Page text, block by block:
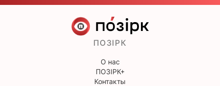
ПОЗІРК
О нас
ПОЗІРК+
Контакты